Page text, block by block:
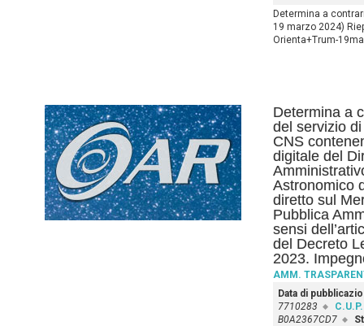
Determina a
19 marzo 2024)
Orienta+Trum-
Determina a
del servizio
CNS
digitale del
Astronomico
diretto sul
Pubblica
sensi
del Decreto
2023.
AMM.
Data di
7710283
C.U.P.
B0A2367CD7